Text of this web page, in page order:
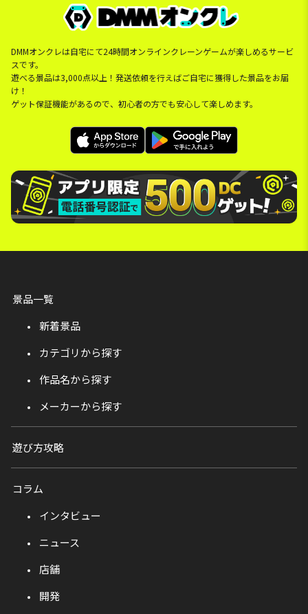
DMMオンクレは自宅にて24時間オンラインクレーンゲームが楽しめるサービ
スです。
遊べる景品は3,000点以上！発送依頼を行えばご自宅に獲得した景品をお届
け！
ゲット保証機能があるので、初心者の方でも安心して楽しめます。
景品一覧
新着景品
カテゴリから探す
作品名から探す
メーカーから探す
遊び方攻略
コラム
インタビュー
ニュース
店舗
開発